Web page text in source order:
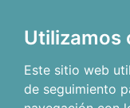
Utilizamos
Este sitio web
de seguimiento